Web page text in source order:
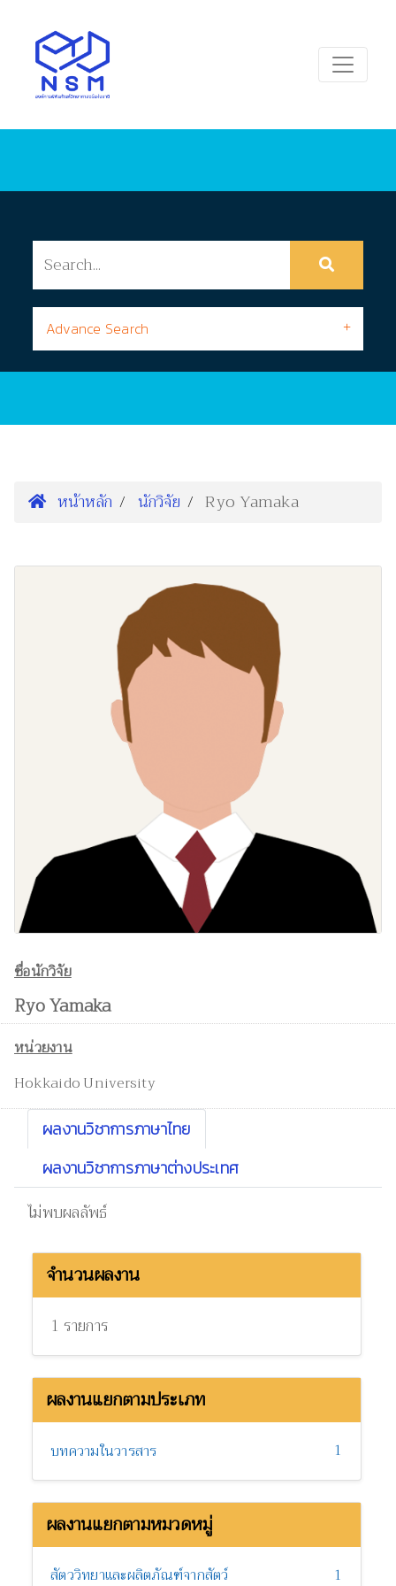
Advance Search
หน้าหลัก นักวิจัย Ryo Yamaka
ชื่อนักวิจัย
Ryo Yamaka
หน่วยงาน
Hokkaido University
ผลงานวิชาการภาษาไทย
ผลงานวิชาการภาษาต่างประเทศ
ไม่พบผลลัพธ์
จำนวนผลงาน
1 รายการ
ผลงานแยกตามประเภท
บทความในวารสาร 1
ผลงานแยกตามหมวดหมู่
สัตววิทยาและผลิตภัณฑ์จากสัตว์ 1